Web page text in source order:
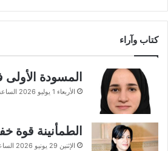
كتاب وآراء
المسودة
الأربعاء 1 يوليو 2026 الساعة 10:07 م
الطمأنينة قوة
الإثنين 29 يونيو 2026 الساعة 12:05 ص